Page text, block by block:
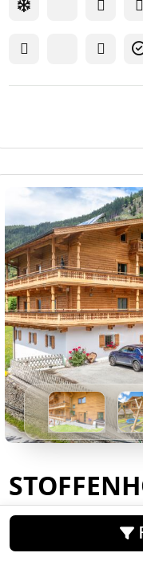
Unsere Ferienwohnung